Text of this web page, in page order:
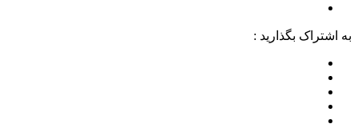
به اشتراک بگذارید :